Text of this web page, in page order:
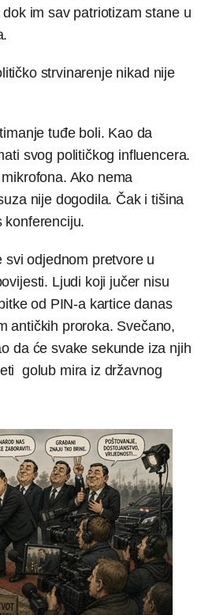
im sav patriotizam stane u
strvinarenje nikad nije
tuđe boli. Kao da
svog političkog influencera.
Ako nema
nije dogodila. Čak i tišina
konferenciju.
svi odjednom pretvore u
Ljudi koji jučer nisu
od PIN-a kartice danas
antičkih proroka. Svečano,
da će svake sekunde iza njih
golub mira iz državnog